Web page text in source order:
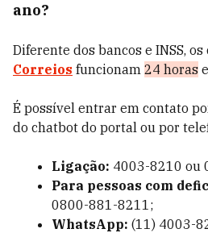
ano?
Diferente dos bancos e INSS,
Correios funcionam 24 horas
É possível entrar em contato
do chatbot do portal ou por
Ligação: 4003-8210 ou
Para pessoas com
0800-881-8211;
WhatsApp: (11) 4003-